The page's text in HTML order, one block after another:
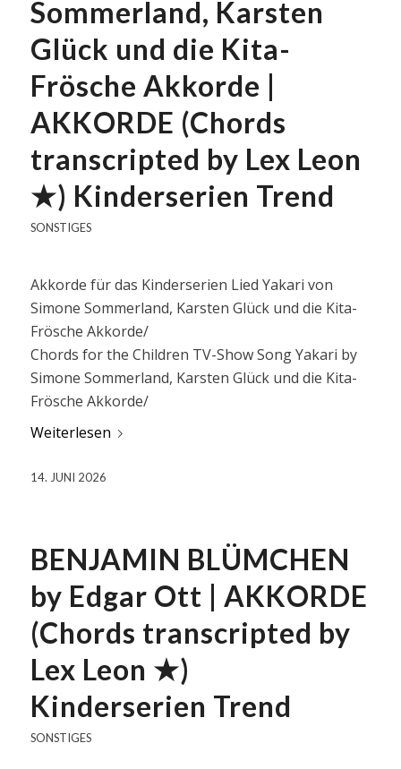
Sommerland, Karsten
Glück und die Kita-
Frösche Akkorde |
AKKORDE (Chords
transcripted by Lex Leon
★) Kinderserien Trend
SONSTIGES
Akkorde für das Kinderserien Lied Yakari von
Simone Sommerland, Karsten Glück und die Kita-
Frösche Akkorde/
Chords for the Children TV-Show Song Yakari by
Simone Sommerland, Karsten Glück und die Kita-
Frösche Akkorde/
Weiterlesen
14. JUNI 2026
BENJAMIN BLÜMCHEN
by Edgar Ott | AKKORDE
(Chords transcripted by
Lex Leon ★)
Kinderserien Trend
SONSTIGES